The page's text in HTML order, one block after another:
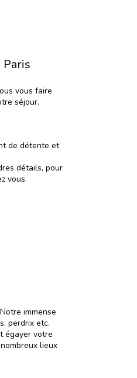
vous faire
séjour.
de détente et
détails, pour
vous.
immense
perdrix etc.
égayer votre
lieux